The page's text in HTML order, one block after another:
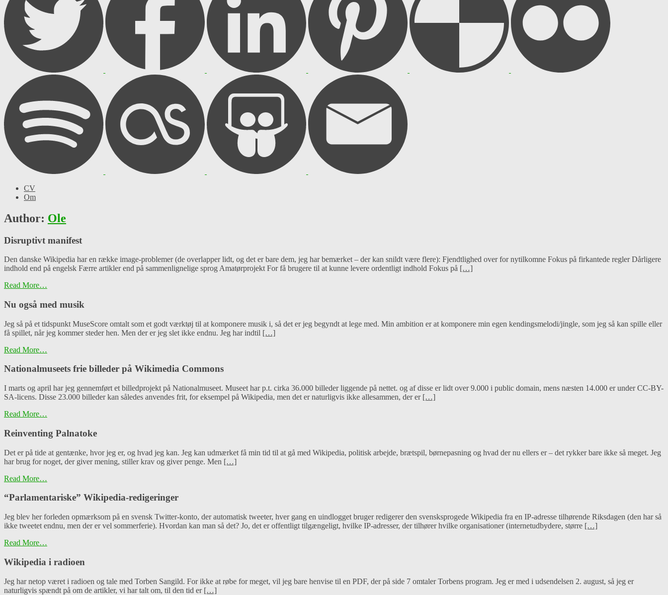
CV
Om
Author: Ole
Disruptivt manifest
Den danske Wikipedia har en række image-problemer (de overlapper lidt, og det er bare dem, jeg har bemærket – der kan snildt være flere): Fjendtlighed over for nytilkomne Fokus på firkantede regler Dårligere
indhold end på engelsk Færre artikler end på sammenlignelige sprog Amatørprojekt For få brugere til at kunne levere ordentligt indhold Fokus på […]
Read More…
Nu også med musik
Jeg så på et tidspunkt MuseScore omtalt som et godt værktøj til at komponere musik i, så det er jeg begyndt at lege med. Min ambition er at komponere min egen kendingsmelodi/jingle, som jeg så kan spille eller
få spillet, når jeg kommer steder hen. Men der er jeg slet ikke endnu. Jeg har indtil […]
Read More…
Nationalmuseets frie billeder på Wikimedia Commons
I marts og april har jeg gennemført et billedprojekt på Nationalmuseet. Museet har p.t. cirka 36.000 billeder liggende på nettet. og af disse er lidt over 9.000 i public domain, mens næsten 14.000 er under CC-BY-
SA-licens. Disse 23.000 billeder kan således anvendes frit, for eksempel på Wikipedia, men det er naturligvis ikke allesammen, der er […]
Read More…
Reinventing Palnatoke
Det er på tide at gentænke, hvor jeg er, og hvad jeg kan. Jeg kan udmærket få min tid til at gå med Wikipedia, politisk arbejde, brætspil, børnepasning og hvad der nu ellers er – det rykker bare ikke så meget. Jeg
har brug for noget, der giver mening, stiller krav og giver penge. Men […]
Read More…
“Parlamentariske” Wikipedia-redigeringer
Jeg blev her forleden opmærksom på en svensk Twitter-konto, der automatisk tweeter, hver gang en uindlogget bruger redigerer den svensksprogede Wikipedia fra en IP-adresse tilhørende Riksdagen (den har så
ikke tweetet endnu, men der er vel sommerferie). Hvordan kan man så det? Jo, det er offentligt tilgængeligt, hvilke IP-adresser, der tilhører hvilke organisationer (internetudbydere, større […]
Read More…
Wikipedia i radioen
Jeg har netop været i radioen og tale med Torben Sangild. For ikke at røbe for meget, vil jeg bare henvise til en PDF, der på side 7 omtaler Torbens program. Jeg er med i udsendelsen 2. august, så jeg er
naturligvis spændt på om de artikler, vi har talt om, til den tid er […]